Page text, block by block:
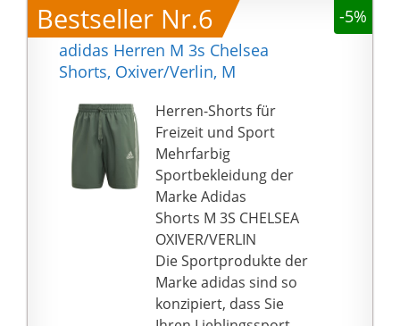
Bestseller Nr.6
-5%
adidas Herren M 3s Chelsea
Shorts, Oxiver/Verlin, M
Herren-Shorts für
Freizeit und Sport
Mehrfarbig
Sportbekleidung der
Marke Adidas
Shorts M 3S CHELSEA
OXIVER/VERLIN
Die Sportprodukte der
Marke adidas sind so
konzipiert, dass Sie